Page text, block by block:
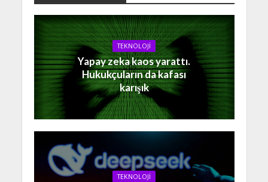
TEKNOLOJİ
Yapay zeka kaos yarattı.
Hukukçuların da kafası
karışık
TEKNOLOJİ